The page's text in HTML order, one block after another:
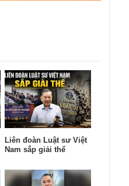
Liên đoàn Luật sư Việt
Nam sắp giải thể